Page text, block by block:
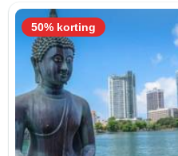
50% korting